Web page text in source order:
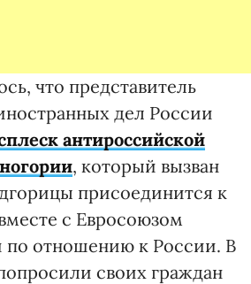
что представитель
дел России
антироссийской
, который вызван
присоединится к
с Евросоюзом
по отношению к России. В
своих граждан